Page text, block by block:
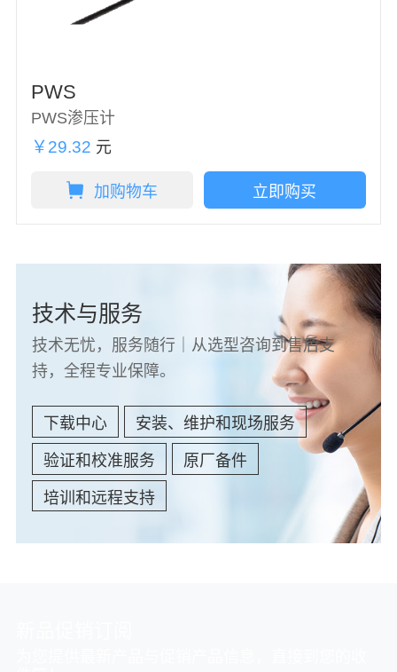
PWS
PWS渗压计
￥29.32 元
加购物车 立即购买
技术与服务
技术无忧，服务随行｜从选型咨询到售后支
持，全程专业保障。
下载中心 安装、维护和现场服务
验证和校准服务 原厂备件
培训和远程支持